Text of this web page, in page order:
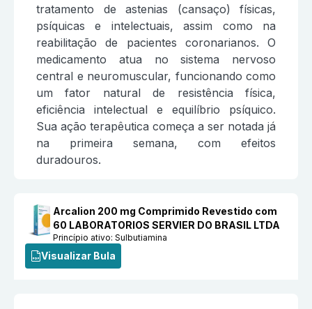
tratamento de astenias (cansaço) físicas,
psíquicas e intelectuais, assim como na
reabilitação de pacientes coronarianos. O
medicamento atua no sistema nervoso
central e neuromuscular, funcionando como
um fator natural de resistência física,
eficiência intelectual e equilíbrio psíquico.
Sua ação terapêutica começa a ser notada já
na primeira semana, com efeitos
duradouros.
Arcalion 200 mg Comprimido Revestido com
60 LABORATORIOS SERVIER DO BRASIL LTDA
Princípio ativo:Sulbutiamina
Visualizar Bula